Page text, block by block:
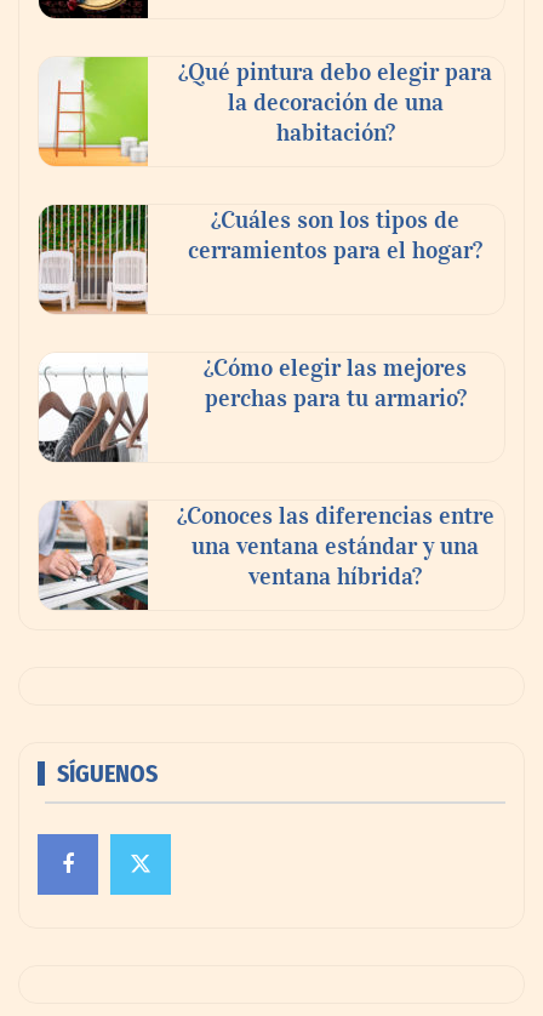
¿Qué pintura debo elegir para
la decoración de una
habitación?
¿Cuáles son los tipos de
cerramientos para el hogar?
¿Cómo elegir las mejores
perchas para tu armario?
¿Conoces las diferencias entre
una ventana estándar y una
ventana híbrida?
SÍGUENOS